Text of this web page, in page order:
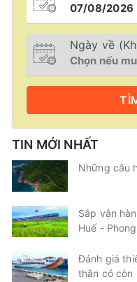
Ngày về
TIN MỚI NHẤT
Những câu
Sắp vận
Huế -
Đánh giá
thân có còn